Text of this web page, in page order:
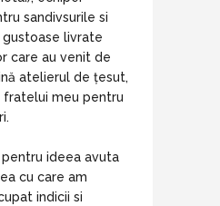
sandivsurile si
livrate
care au venit de
atelierul de țesut,
fratelui meu pentru
ideea avuta
cu care am
indicii si